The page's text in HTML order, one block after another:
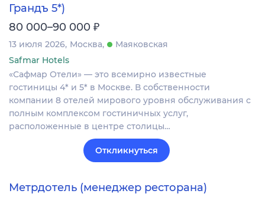
Грандъ 5*)
80 000–90 000 ₽
13 июля 2026 Москва
Маяковская
Safmar Hotels
«Сафмар Отели» — это всемирно известные
гостиницы 4* и 5* в Москве. В собственности
компании 8 отелей мирового уровня обслуживания с
полным комплексом гостиничных услуг,
расположенные в центре столицы…
Откликнуться
Метрдотель (менеджер ресторана)